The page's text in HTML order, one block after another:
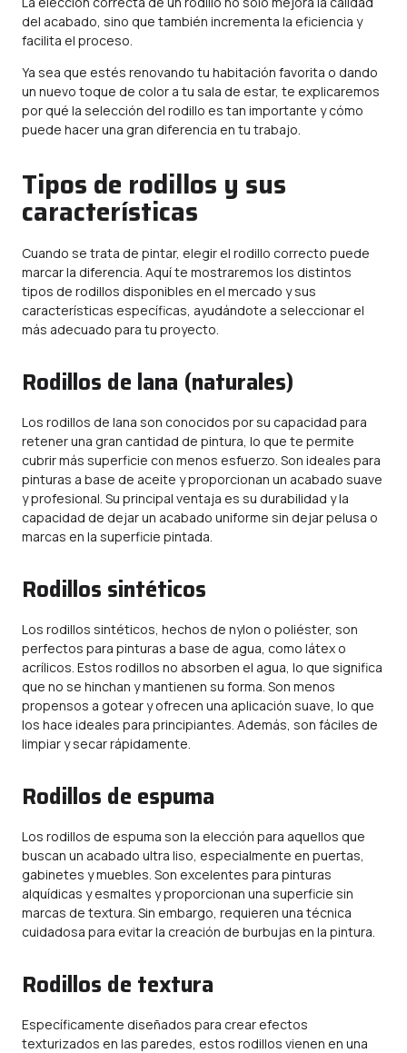
del acabado, sino que también incrementa la eficiencia y
facilita el proceso.
Ya sea que estés renovando tu habitación favorita o dando
un nuevo toque de color a tu sala de estar, te explicaremos
por qué la selección del rodillo es tan importante y cómo
puede hacer una gran diferencia en tu trabajo.
Tipos de rodillos y sus
características
Cuando se trata de pintar, elegir el rodillo correcto puede
marcar la diferencia. Aquí te mostraremos los distintos
tipos de rodillos disponibles en el mercado y sus
características específicas, ayudándote a seleccionar el
más adecuado para tu proyecto.
Rodillos de lana (naturales)
Los rodillos de lana son conocidos por su capacidad para
retener una gran cantidad de pintura, lo que te permite
cubrir más superficie con menos esfuerzo. Son ideales para
pinturas a base de aceite y proporcionan un acabado suave
y profesional. Su principal ventaja es su durabilidad y la
capacidad de dejar un acabado uniforme sin dejar pelusa o
marcas en la superficie pintada.
Rodillos sintéticos
Los rodillos sintéticos, hechos de nylon o poliéster, son
perfectos para pinturas a base de agua, como látex o
acrílicos. Estos rodillos no absorben el agua, lo que significa
que no se hinchan y mantienen su forma. Son menos
propensos a gotear y ofrecen una aplicación suave, lo que
los hace ideales para principiantes. Además, son fáciles de
limpiar y secar rápidamente.
Rodillos de espuma
Los rodillos de espuma son la elección para aquellos que
buscan un acabado ultra liso, especialmente en puertas,
gabinetes y muebles. Son excelentes para pinturas
alquídicas y esmaltes y proporcionan una superficie sin
marcas de textura. Sin embargo, requieren una técnica
cuidadosa para evitar la creación de burbujas en la pintura.
Rodillos de textura
Específicamente diseñados para crear efectos
texturizados en las paredes, estos rodillos vienen en una